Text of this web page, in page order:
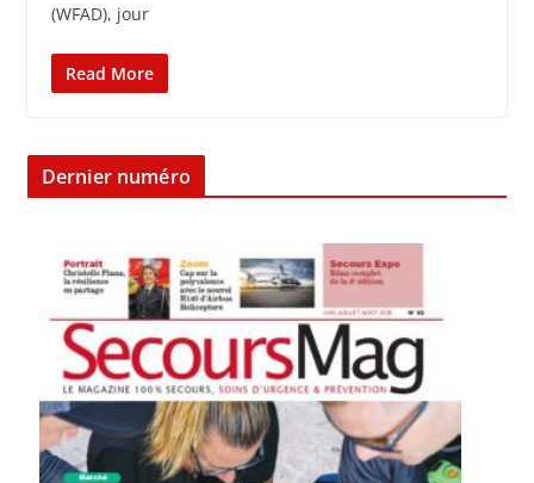
(WFAD), jour
Read More
Dernier numéro